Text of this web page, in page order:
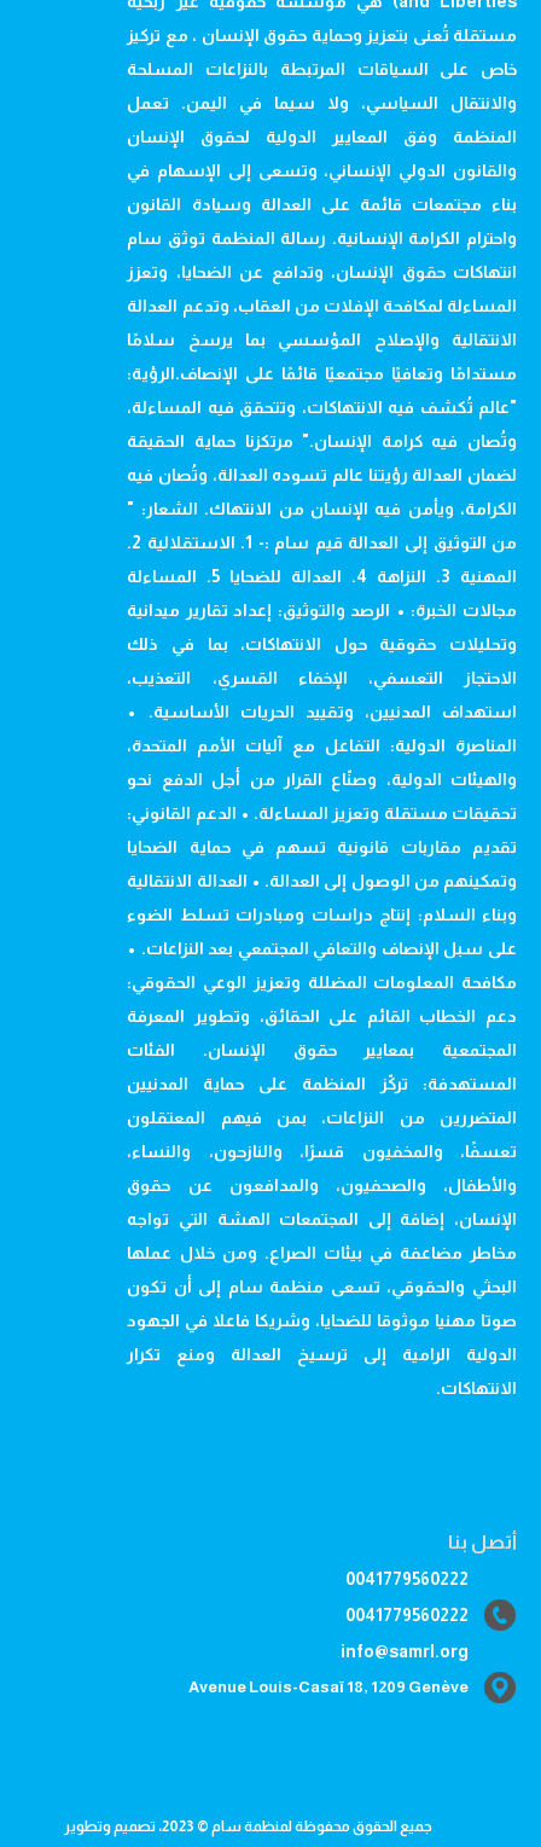
مستقلة تُعنى بتعزيز وحماية حقوق الإنسان ، مع تركيز
خاص على السياقات المرتبطة بالنزاعات المسلحة
والانتقال السياسي، ولا سيما في اليمن. تعمل
المنظمة وفق المعايير الدولية لحقوق الإنسان
والقانون الدولي الإنساني، وتسعى إلى الإسهام في
بناء مجتمعات قائمة على العدالة وسيادة القانون
واحترام الكرامة الإنسانية. رسالة المنظمة توثق سام
انتهاكات حقوق الإنسان، وتدافع عن الضحايا، وتعزز
المساءلة لمكافحة الإفلات من العقاب، وتدعم العدالة
الانتقالية والإصلاح المؤسسي بما يرسخ سلامًا
مستدامًا وتعافيًا مجتمعيًا قائمًا على الإنصاف.الرؤية:
"عالم تُكشف فيه الانتهاكات، وتتحقق فيه المساءلة،
وتُصان فيه كرامة الإنسان." مرتكزنا حماية الحقيقة
لضمان العدالة رؤيتنا عالم تسوده العدالة، وتُصان فيه
الكرامة، ويأمن فيه الإنسان من الانتهاك. الشعار: "
من التوثيق إلى العدالة قيم سام :- 1. الاستقلالية 2.
المهنية 3. النزاهة 4. العدالة للضحايا 5. المساءلة
مجالات الخبرة: • الرصد والتوثيق: إعداد تقارير ميدانية
وتحليلات حقوقية حول الانتهاكات، بما في ذلك
الاحتجاز التعسفي، الإخفاء القسري، التعذيب،
استهداف المدنيين، وتقييد الحريات الأساسية. •
المناصرة الدولية: التفاعل مع آليات الأمم المتحدة،
والهيئات الدولية، وصنّاع القرار من أجل الدفع نحو
تحقيقات مستقلة وتعزيز المساءلة. • الدعم القانوني:
تقديم مقاربات قانونية تسهم في حماية الضحايا
وتمكينهم من الوصول إلى العدالة. • العدالة الانتقالية
وبناء السلام: إنتاج دراسات ومبادرات تسلط الضوء
على سبل الإنصاف والتعافي المجتمعي بعد النزاعات. •
مكافحة المعلومات المضللة وتعزيز الوعي الحقوقي:
دعم الخطاب القائم على الحقائق، وتطوير المعرفة
المجتمعية بمعايير حقوق الإنسان. الفئات
المستهدفة: تركّز المنظمة على حماية المدنيين
المتضررين من النزاعات، بمن فيهم المعتقلون
تعسفًا، والمخفيون قسرًا، والنازحون، والنساء،
والأطفال، والصحفيون، والمدافعون عن حقوق
الإنسان، إضافة إلى المجتمعات الهشة التي تواجه
مخاطر مضاعفة في بيئات الصراع. ومن خلال عملها
البحثي والحقوقي، تسعى منظمة سام إلى أن تكون
صوتا مهنيا موثوقا للضحايا، وشريكا فاعلا في الجهود
الدولية الرامية إلى ترسيخ العدالة ومنع تكرار
الانتهاكات.
أتصل بنا
0041779560222
0041779560222
info@samrl.org
Avenue Louis-Casaï 18, 1209 Genève
جميع الحقوق محفوظة لمنظمة سام © 2023، تصميم وتطوير